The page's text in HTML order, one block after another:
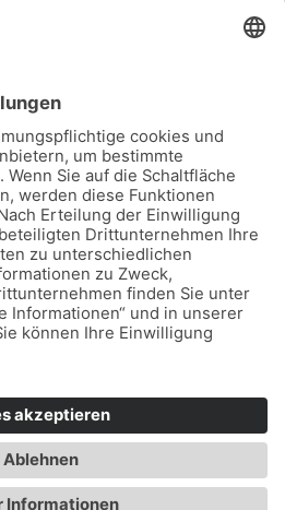
Montag bis Donnerstag von
Innsbruck
WIDERRUFEN
um eine Suche zu starten.